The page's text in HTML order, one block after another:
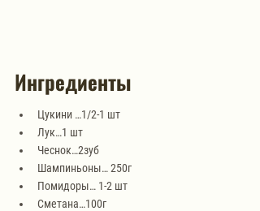
Ингредиенты
Цукини …1/2-1 шт
Лук…1 шт
Чеснок…2зуб
Шампиньоны… 250г
Помидоры… 1-2 шт
Сметана…100г